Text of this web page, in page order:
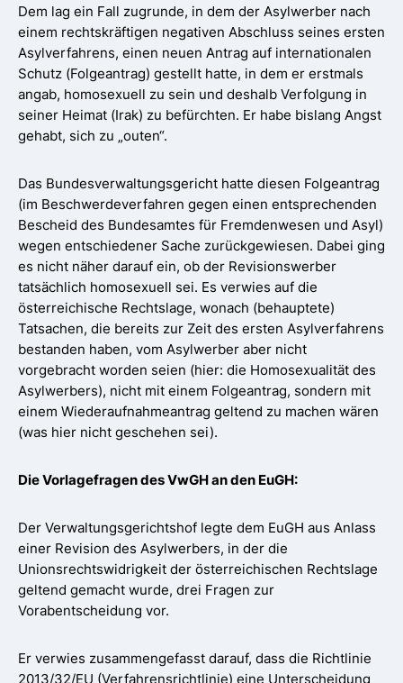
Dem lag ein Fall zugrunde, in dem der Asylwerber nach
einem rechtskräftigen negativen Abschluss seines ersten
Asylverfahrens, einen neuen Antrag auf internationalen
Schutz (Folgeantrag) gestellt hatte, in dem er erstmals
angab, homosexuell zu sein und deshalb Verfolgung in
seiner Heimat (Irak) zu befürchten. Er habe bislang Angst
gehabt, sich zu „outen“.
Das Bundesverwaltungsgericht hatte diesen Folgeantrag
(im Beschwerdeverfahren gegen einen entsprechenden
Bescheid des Bundesamtes für Fremdenwesen und Asyl)
wegen entschiedener Sache zurückgewiesen. Dabei ging
es nicht näher darauf ein, ob der Revisionswerber
tatsächlich homosexuell sei. Es verwies auf die
österreichische Rechtslage, wonach (behauptete)
Tatsachen, die bereits zur Zeit des ersten Asylverfahrens
bestanden haben, vom Asylwerber aber nicht
vorgebracht worden seien (hier: die Homosexualität des
Asylwerbers), nicht mit einem Folgeantrag, sondern mit
einem Wiederaufnahmeantrag geltend zu machen wären
(was hier nicht geschehen sei).
Die Vorlagefragen des VwGH an den EuGH:
Der Verwaltungsgerichtshof legte dem EuGH aus Anlass
einer Revision des Asylwerbers, in der die
Unionsrechtswidrigkeit der österreichischen Rechtslage
geltend gemacht wurde, drei Fragen zur
Vorabentscheidung vor.
Er verwies zusammengefasst darauf, dass die Richtlinie
2013/32/EU (Verfahrensrichtlinie) eine Unterscheidung